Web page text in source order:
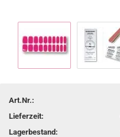
Art.Nr.:
Lieferzeit:
Lagerbestand: